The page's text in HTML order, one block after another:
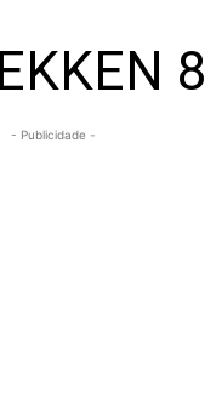
8
- Publicidade -